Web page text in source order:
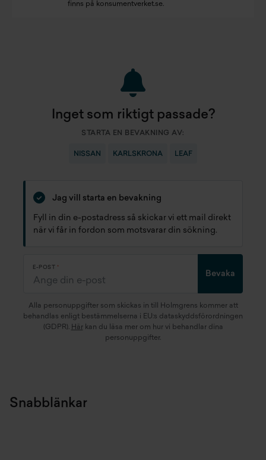
finns på konsumentverket.se.
Inget som riktigt passade?
STARTA EN BEVAKNING AV:
NISSAN KARLSKRONA LEAF
Jag vill starta en bevakning
Fyll in din e-postadress så skickar vi ett mail direkt
när vi får in fordon som motsvarar din sökning.
E-POST
Bevaka
Alla personuppgifter som skickas in till Holmgrens kommer att
behandlas enligt bestämmelserna i EU:s dataskyddsförordningen
(GDPR). Härkan du läsa mer om hur vi behandlar dina
personuppgifter.
Snabblänkar